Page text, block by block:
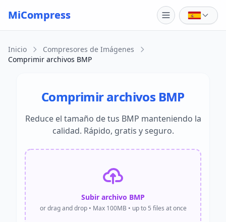
Skip to main content
MiCompress
Inicio
Compresores de Imágenes
Comprimir archivos BMP
Comprimir archivos BMP
Reduce el tamaño de tus BMP manteniendo la
calidad. Rápido, gratis y seguro.
Subir archivo BMP
or drag and drop • Max 100MB • up to 5 files at once